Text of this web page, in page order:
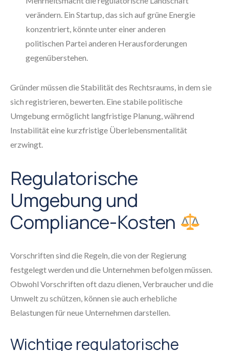
verändern. Ein Startup, das sich auf grüne Energie
konzentriert, könnte unter einer anderen
politischen Partei anderen Herausforderungen
gegenüberstehen.
Gründer müssen die Stabilität des Rechtsraums, in dem sie
sich registrieren, bewerten. Eine stabile politische
Umgebung ermöglicht langfristige Planung, während
Instabilität eine kurzfristige Überlebensmentalität
erzwingt.
Regulatorische
Umgebung und
Compliance-Kosten
Vorschriften sind die Regeln, die von der Regierung
festgelegt werden und die Unternehmen befolgen müssen.
Obwohl Vorschriften oft dazu dienen, Verbraucher und die
Umwelt zu schützen, können sie auch erhebliche
Belastungen für neue Unternehmen darstellen.
Wichtige regulatorische